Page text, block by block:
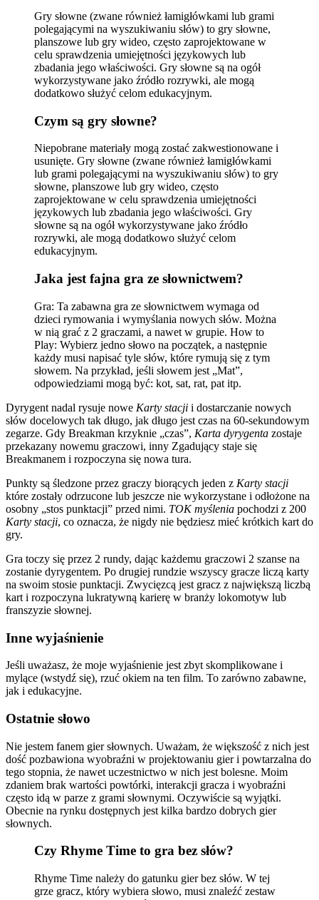
Gry słowne (zwane również łamigłówkami lub grami
polegającymi na wyszukiwaniu słów) to gry słowne,
planszowe lub gry wideo, często zaprojektowane w
celu sprawdzenia umiejętności językowych lub
zbadania jego właściwości. Gry słowne są na ogół
wykorzystywane jako źródło rozrywki, ale mogą
dodatkowo służyć celom edukacyjnym.
Czym są gry słowne?
Niepobrane materiały mogą zostać zakwestionowane i
usunięte. Gry słowne (zwane również łamigłówkami
lub grami polegającymi na wyszukiwaniu słów) to gry
słowne, planszowe lub gry wideo, często
zaprojektowane w celu sprawdzenia umiejętności
językowych lub zbadania jego właściwości. Gry
słowne są na ogół wykorzystywane jako źródło
rozrywki, ale mogą dodatkowo służyć celom
edukacyjnym.
Jaka jest fajna gra ze słownictwem?
Gra: Ta zabawna gra ze słownictwem wymaga od
dzieci rymowania i wymyślania nowych słów. Można
w nią grać z 2 graczami, a nawet w grupie. How to
Play: Wybierz jedno słowo na początek, a następnie
każdy musi napisać tyle słów, które rymują się z tym
słowem. Na przykład, jeśli słowem jest „Mat”,
odpowiedziami mogą być: kot, sat, rat, pat itp.
Dyrygent nadal rysuje nowe Karty stacji i dostarczanie nowych
słów docelowych tak długo, jak długo jest czas na 60-sekundowym
zegarze. Gdy Breakman krzyknie „czas”, Karta dyrygenta zostaje
przekazany nowemu graczowi, inny Zgadujący staje się
Breakmanem i rozpoczyna się nowa tura.
Punkty są śledzone przez graczy biorących jeden z Karty stacji
które zostały odrzucone lub jeszcze nie wykorzystane i odłożone na
osobny „stos punktacji” przed nimi. TOK myślenia pochodzi z 200
Karty stacji, co oznacza, że ​​nigdy nie będziesz mieć krótkich kart do
gry.
Gra toczy się przez 2 rundy, dając każdemu graczowi 2 szanse na
zostanie dyrygentem. Po drugiej rundzie wszyscy gracze liczą karty
na swoim stosie punktacji. Zwycięzcą jest gracz z największą liczbą
kart i rozpoczyna lukratywną karierę w branży lokomotyw lub
franszyzie słownej.
Inne wyjaśnienie
Jeśli uważasz, że moje wyjaśnienie jest zbyt skomplikowane i
mylące (wstydź się), rzuć okiem na ten film. To zarówno zabawne,
jak i edukacyjne.
Ostatnie słowo
Nie jestem fanem gier słownych. Uważam, że większość z nich jest
dość pozbawiona wyobraźni w projektowaniu gier i powtarzalna do
tego stopnia, że ​​nawet uczestnictwo w nich jest bolesne. Moim
zdaniem brak wartości powtórki, interakcji gracza i wyobraźni
często idą w parze z grami słownymi. Oczywiście są wyjątki.
Obecnie na rynku dostępnych jest kilka bardzo dobrych gier
słownych.
Czy Rhyme Time to gra bez słów?
Rhyme Time należy do gatunku gier bez słów. W tej
grze gracz, który wybiera słowo, musi znaleźć zestaw